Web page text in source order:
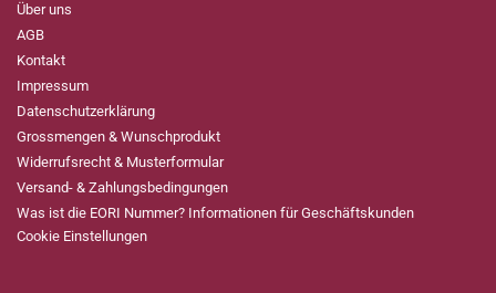
Über uns
AGB
Kontakt
Impressum
Datenschutzerklärung
Grossmengen & Wunschprodukt
Widerrufsrecht & Musterformular
Versand- & Zahlungsbedingungen
Was ist die EORI Nummer? Informationen für Geschäftskunden
Cookie Einstellungen